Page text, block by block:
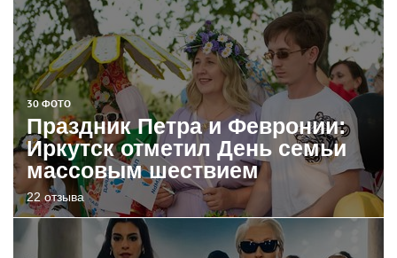
30 ФОТО
Праздник Петра и Февронии:
Иркутск отметил День семьи
массовым шествием
22 отзыва